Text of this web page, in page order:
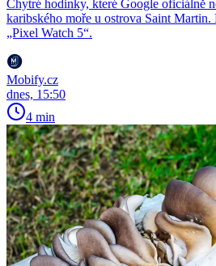
Chytré hodinky, které Google oficiálně
karibského moře u ostrova Saint
„Pixel Watch 5“.
Mobify.cz
dnes, 15:50
4 min